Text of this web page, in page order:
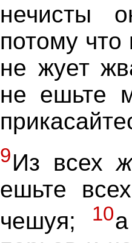
нечисты
потому
не жует
не ешьте
9Из всех
ешьте
чешуя;
10